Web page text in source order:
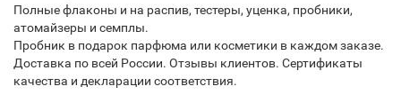
Полные флаконы и на распив, тестеры, уценка, пробники,
атомайзеры и семплы.
Пробник в подарок парфюма или косметики в каждом заказе.
Доставка по всей России. Отзывы клиентов. Сертификаты
качества и декларации соответствия.